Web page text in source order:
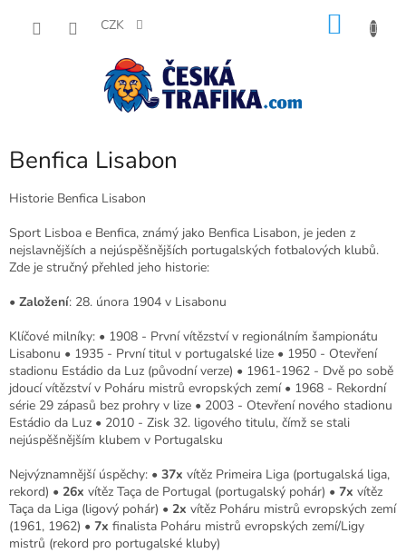
CZK
Benfica Lisabon
Historie Benfica Lisabon
Sport Lisboa e Benfica, známý jako Benfica Lisabon, je jeden z
nejslavnějších a nejúspěšnějších portugalských fotbalových klubů.
Zde je stručný přehled jeho historie:
• Založení: 28. února 1904 v Lisabonu
Klíčové milníky: • 1908 - První vítězství v regionálním šampionátu
Lisabonu • 1935 - První titul v portugalské lize • 1950 - Otevření
stadionu Estádio da Luz (původní verze) • 1961-1962 - Dvě po sobě
jdoucí vítězství v Poháru mistrů evropských zemí • 1968 - Rekordní
série 29 zápasů bez prohry v lize • 2003 - Otevření nového stadionu
Estádio da Luz • 2010 - Zisk 32. ligového titulu, čímž se stali
nejúspěšnějším klubem v Portugalsku
Nejvýznamnější úspěchy: • 37x vítěz Primeira Liga (portugalská liga,
rekord) • 26x vítěz Taça de Portugal (portugalský pohár) • 7x vítěz
Taça da Liga (ligový pohár) • 2x vítěz Poháru mistrů evropských zemí
(1961, 1962) • 7x finalista Poháru mistrů evropských zemí/Ligy
mistrů (rekord pro portugalské kluby)